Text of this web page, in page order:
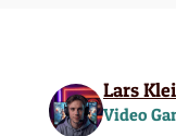
Lars
Video